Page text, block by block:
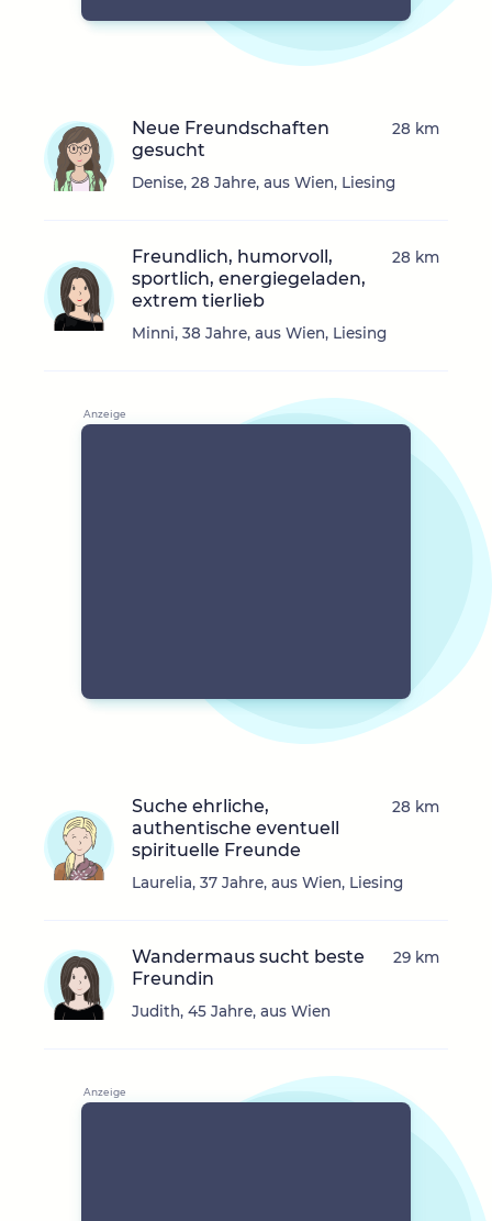
Neue Freundschaften
gesucht
Denise, 28 Jahre, aus Wien, Liesing
28 km
Freundlich, humorvoll,
sportlich, energiegeladen,
extrem tierlieb
Minni, 38 Jahre, aus Wien, Liesing
28 km
Suche ehrliche,
authentische eventuell
spirituelle Freunde
Laurelia, 37 Jahre, aus Wien, Liesing
28 km
Wandermaus sucht beste
Freundin
Judith, 45 Jahre, aus Wien
29 km